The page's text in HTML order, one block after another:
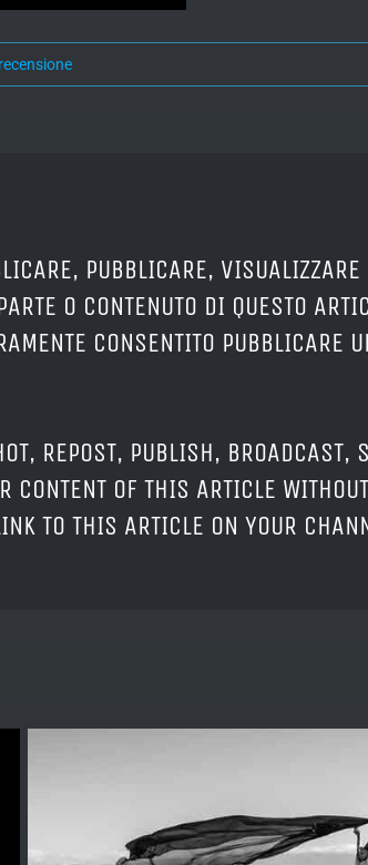
recensione
PUBBLICARE,
O CONTENUTO DI QUESTO
CONSENTITO PUBBLICARE
REPOST, PUBLISH, BROADCAST,
CONTENT OF THIS ARTICLE
TO THIS ARTICLE ON YOUR